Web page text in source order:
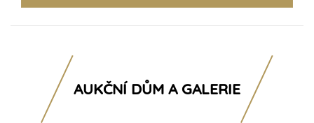
AUKČNÍ DŮM A GALERIE